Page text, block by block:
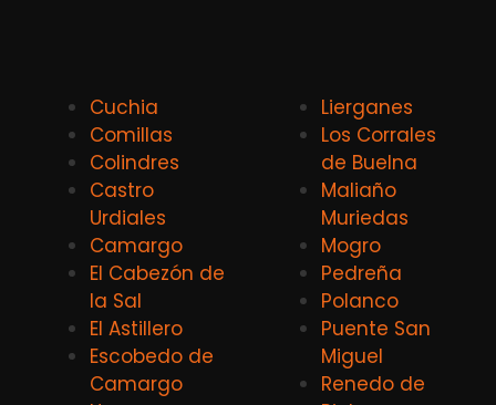
Cuchia
Comillas
Colindres
Castro
Urdiales
Camargo
El Cabezón de
la Sal
El Astillero
Escobedo de
Camargo
Lierganes
Los Corrales
de Buelna
Maliaño
Muriedas
Mogro
Pedreña
Polanco
Puente San
Miguel
Renedo de